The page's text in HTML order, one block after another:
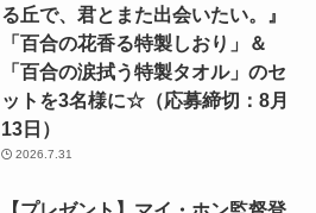
る丘で、君とまた出会いたい。』
「百合の花香る特製しおり」＆
「百合の涙拭う特製タオル」のセ
ットを3名様に☆（応募締切：8月
13日）
2026.7.31